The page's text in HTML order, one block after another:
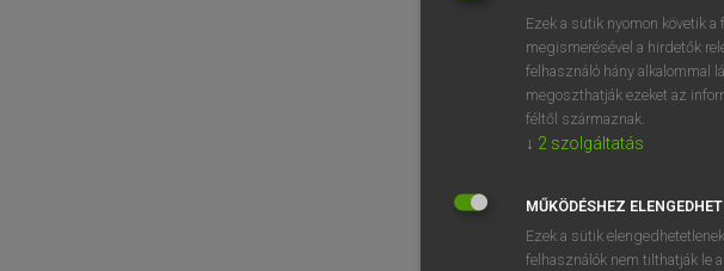
BELÉPÉS
Ezek a sütik nyomon követik
megismerésével a hirdetők
felhasználó hány alkalommal
megoszthatják ezeket az
féltől származnak.
↓ 2 szolgáltatás
MŰKÖDÉSHEZ
Ezek a sütik
felhasználók nem tilthatják le